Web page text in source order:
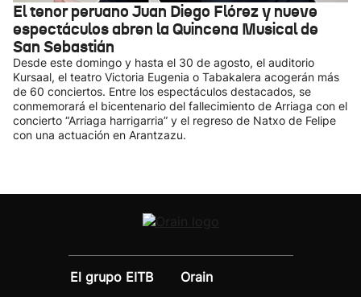
El tenor peruano Juan Diego Flórez y nueve
espectáculos abren la Quincena Musical de
San Sebastián
Desde este domingo y hasta el 30 de agosto, el auditorio
Kursaal, el teatro Victoria Eugenia o Tabakalera acogerán más
de 60 conciertos. Entre los espectáculos destacados, se
conmemorará el bicentenario del fallecimiento de Arriaga con el
concierto “Arriaga harrigarria” y el regreso de Natxo de Felipe
con una actuación en Arantzazu.
El grupo EITB
Orain